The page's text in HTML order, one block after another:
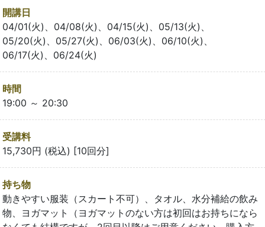
開講日
04/01(火)、04/08(火)、04/15(火)、05/13(火)、
05/20(火)、05/27(火)、06/03(火)、06/10(火)、
06/17(火)、06/24(火)
時間
19:00 ～ 20:30
受講料
15,730円 (税込) [10回分]
持ち物
動きやすい服装（スカート不可）、タオル、水分補給の飲み
物、ヨガマット（ヨガマットのない方は初回はお持ちになら